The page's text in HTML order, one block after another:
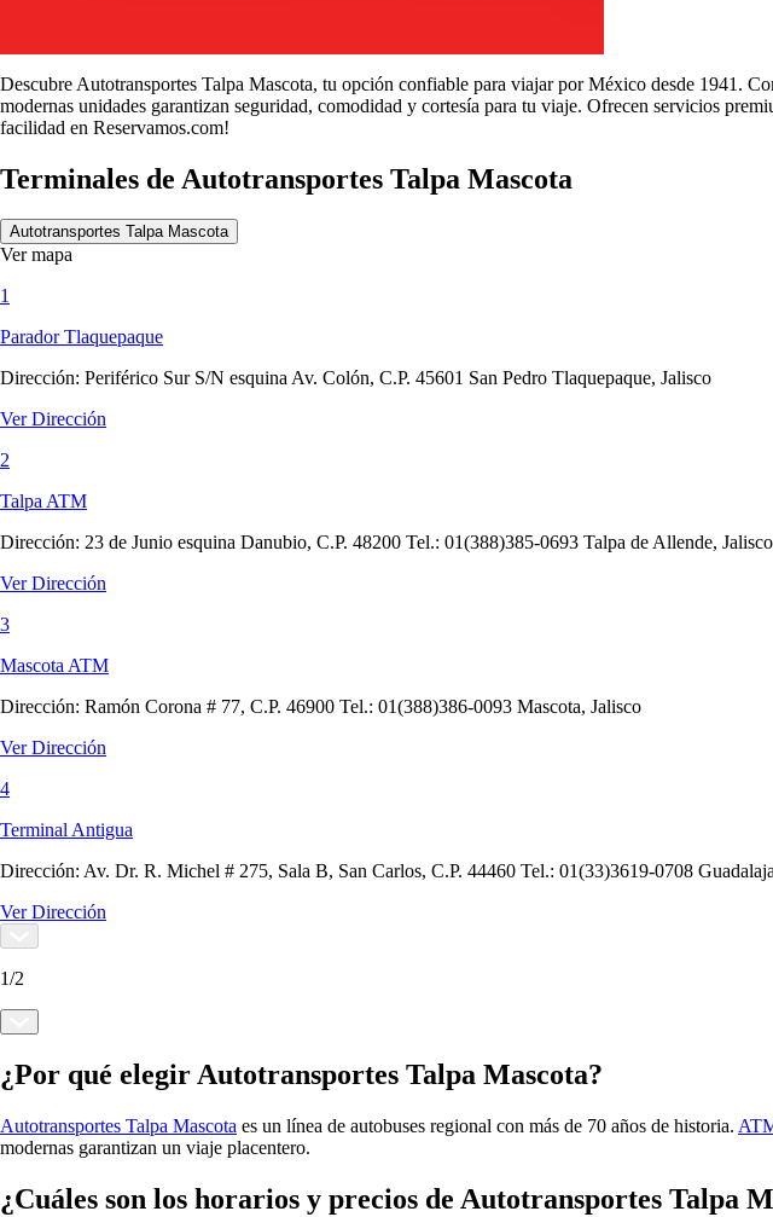
Descubre Autotransportes Talpa Mascota, tu opción confiable para viajar por México desde 1941.
modernas unidades garantizan seguridad, comodidad y cortesía para tu viaje. Ofrecen servicios
facilidad en Reservamos.com!
Terminales de Autotransportes Talpa Mascota
Autotransportes Talpa Mascota
Ver mapa
1
Parador Tlaquepaque
Dirección: Periférico Sur S/N esquina Av. Colón, C.P. 45601 San Pedro Tlaquepaque, Jalisco
Ver Dirección
2
Talpa ATM
Dirección: 23 de Junio esquina Danubio, C.P. 48200 Tel.: 01(388)385-0693 Talpa de Allende, Jalisco
Ver Dirección
3
Mascota ATM
Dirección: Ramón Corona # 77, C.P. 46900 Tel.: 01(388)386-0093 Mascota, Jalisco
Ver Dirección
4
Terminal Antigua
Dirección: Av. Dr. R. Michel # 275, Sala B, San Carlos, C.P. 44460 Tel.: 01(33)3619-0708
Ver Dirección
1/2
¿Por qué elegir Autotransportes Talpa Mascota?
Autotransportes Talpa Mascota es un línea de autobuses regional con más de 70 años de historia.
modernas garantizan un viaje placentero.
¿Cuáles son los horarios y precios de Autotransportes Talpa